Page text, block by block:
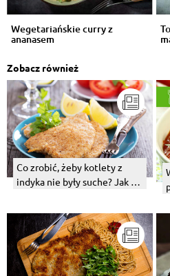
Wegetariańskie curry z
ananasem
Zobacz również
Co zrobić, żeby kotlety z
indyka nie były suche? Jak je